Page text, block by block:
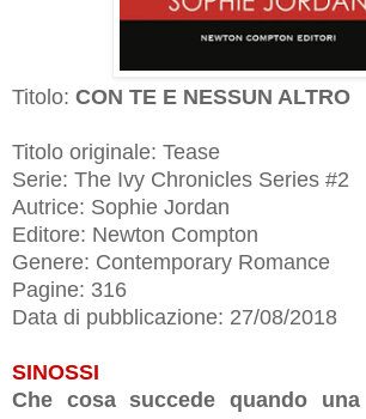
Titolo: CON TE E NESSUN ALTRO
Titolo originale: Tease
Serie: The Ivy Chronicles Series #2
Autrice: Sophie Jordan
Editore: Newton Compton
Genere: Contemporary Romance
Pagine: 316
Data di pubblicazione: 27/08/2018
SINOSSI
Che cosa succede quando